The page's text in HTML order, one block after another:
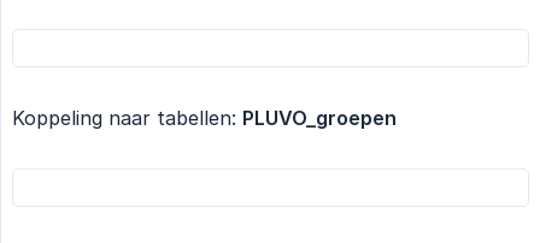
Koppeling naar tabellen: PLUVO_groepen